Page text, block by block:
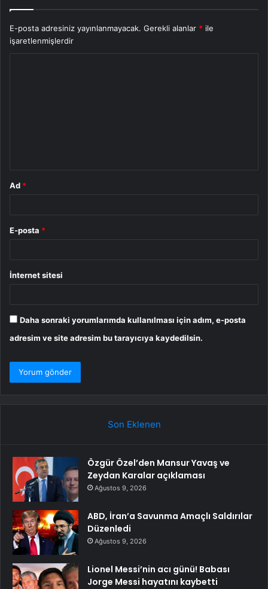
E-posta adresiniz yayınlanmayacak. Gerekli alanlar * ile
işaretlenmişlerdir
Ad *
E-posta *
İnternet sitesi
Daha sonraki yorumlarımda kullanılması için adım, e-posta
adresim ve site adresim bu tarayıcıya kaydedilsin.
Son Eklenen
Özgür Özel’den Mansur Yavaş ve
Zeydan Karalar açıklaması
Ağustos 9, 2026
ABD, İran’a Savunma Amaçlı Saldırılar
Düzenledi
Ağustos 9, 2026
Lionel Messi’nin acı günü! Babası
Jorge Messi hayatını kaybetti